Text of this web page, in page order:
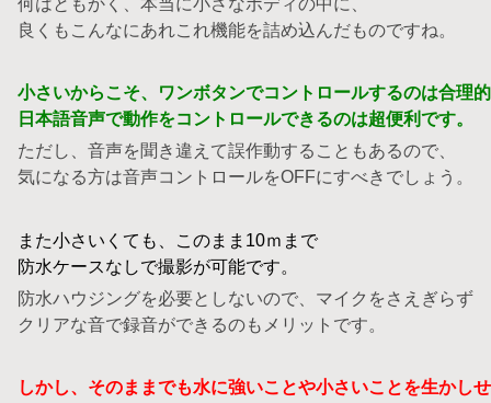
良くもこんなにあれこれ機能を詰め込んだものですね。
小さいからこそ、ワンボタンでコントロールするのは合理
日本語音声で動作をコントロールできるのは超便利です。
ただし、音声を聞き違えて誤作動することもあるので、
気になる方は音声コントロールをOFFにすべきでしょう。
また小さいくても、このまま10ｍまで
防水ケースなしで撮影が可能です。
防水ハウジングを必要としないので、マイクをさえぎらず
クリアな音で録音ができるのもメリットです。
しかし、そのままでも水に強いことや小さいことを生かし